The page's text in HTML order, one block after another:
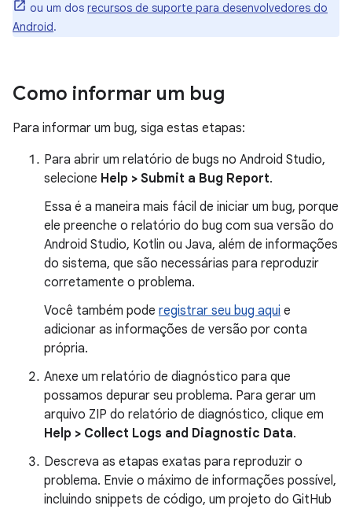
ou um dos recursos de suporte para desenvolvedores do
Android.
Como informar um bug
Para informar um bug, siga estas etapas:
Para abrir um relatório de bugs no Android Studio,
selecione Help > Submit a Bug Report.
Essa é a maneira mais fácil de iniciar um bug, porque
ele preenche o relatório do bug com sua versão do
Android Studio, Kotlin ou Java, além de informações
do sistema, que são necessárias para reproduzir
corretamente o problema.
Você também pode registrar seu bug aqui e
adicionar as informações de versão por conta
própria.
Anexe um relatório de diagnóstico para que
possamos depurar seu problema. Para gerar um
arquivo ZIP do relatório de diagnóstico, clique em
Help > Collect Logs and Diagnostic Data.
Descreva as etapas exatas para reproduzir o
problema. Envie o máximo de informações possível,
incluindo snippets de código, um projeto do GitHub